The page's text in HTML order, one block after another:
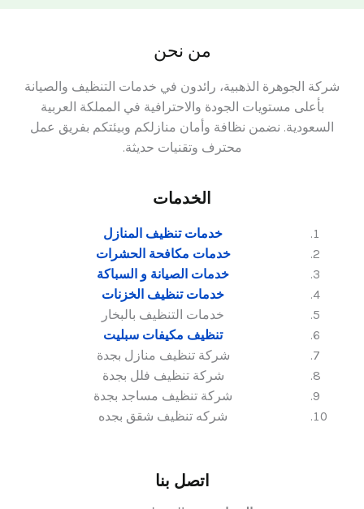
من نحن
شركة الجوهرة الذهبية، رائدون في خدمات التنظيف والصيانة
بأعلى مستويات الجودة والاحترافية في المملكة العربية
السعودية. نضمن نظافة وأمان منازلكم وبيئتكم بفريق عمل
محترف وتقنيات حديثة.
الخدمات
خدمات تنظيف المنازل
خدمات مكافحة الحشرات
خدمات الصيانة و السباكة
خدمات تنظيف الخزنات
خدمات التنظيف بالبخار
تنظيف مكيفات سبليت
شركة تنظيف منازل بجدة
شركة تنظيف فلل بجدة
شركة تنظيف مساجد بجدة
شركه تنظيف شقق بجده
اتصل بنا